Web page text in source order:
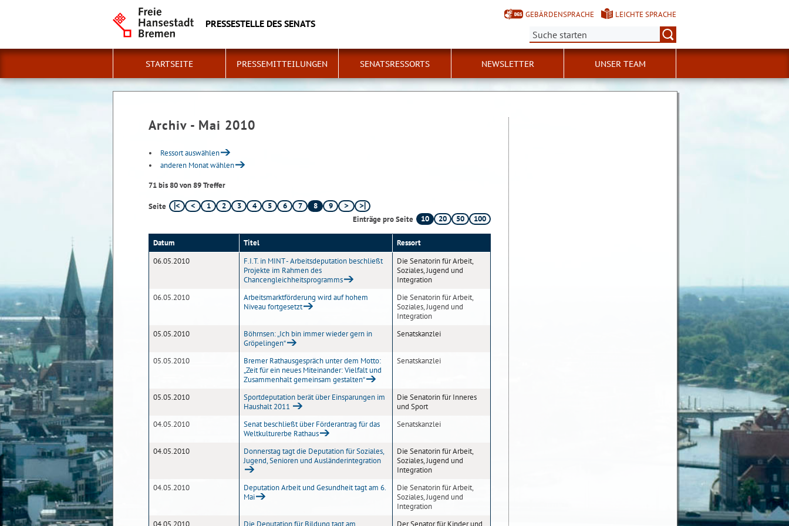
PRESSESTELLE DES SENATS
GEBÄRDENSPRACHE
LEICHTE SPRACHE
Suche:
STARTSEITE PRESSEMITTEILUNGEN SENATSRESSORTS NEWSLETTER UNSER TEAM
Archiv - Mai 2010
Ressort auswählen
anderen Monat wählen
71 bis 80 von 89 Treffer
Seite 1 2 3 4 5 6 7 8
9
Einträge pro Seite
10 20 50 100
Datum Titel
Ressort
06.05.2010
F.I.T. in MINT - Arbeitsdeputation beschließt
Projekte im Rahmen des
Chancengleichheitsprogramms
Die Senatorin für Arbeit,
Soziales, Jugend und
Integration
06.05.2010
Arbeitsmarktförderung wird auf hohem
Niveau fortgesetzt
Die Senatorin für Arbeit,
Soziales, Jugend und
Integration
05.05.2010
Böhrnsen: „Ich bin immer wieder gern in
Gröpelingen“
Senatskanzlei
05.05.2010
Bremer Rathausgespräch unter dem Motto:
„Zeit für ein neues Miteinander: Vielfalt und
Zusammenhalt gemeinsam gestalten“
Senatskanzlei
05.05.2010
Sportdeputation berät über Einsparungen im
Haushalt 2011
Die Senatorin für Inneres
und Sport
04.05.2010
Senat beschließt über Förderantrag für das
Weltkulturerbe Rathaus
Senatskanzlei
04.05.2010
Donnerstag tagt die Deputation für Soziales,
Jugend, Senioren und Ausländerintegration
Die Senatorin für Arbeit,
Soziales, Jugend und
Integration
04.05.2010
Deputation Arbeit und Gesundheit tagt am 6.
Mai
Die Senatorin für Arbeit,
Soziales, Jugend und
Integration
04.05.2010
Die Deputation für Bildung tagt am Der Senator für Kinder und